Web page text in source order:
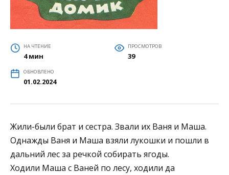
НА ЧТЕНИЕ
4 мин
ПРОСМОТРОВ
39
ОБНОВЛЕНО
01.02.2024
Жили-были брат и сестра. Звали их Ваня и Маша.
Однажды Ваня и Маша взяли лукошки и пошли в
дальний лес за речкой собирать ягоды.
Ходили Маша с Ваней по лесу, ходили да